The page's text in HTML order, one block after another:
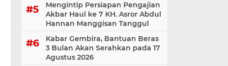
Mengintip Persiapan Pengajian
Akbar Haul ke 7 KH. Asror Abdul
Hannan Manggisan Tanggul
Kabar Gembira, Bantuan Beras
3 Bulan Akan Serahkan pada 17
Agustus 2026